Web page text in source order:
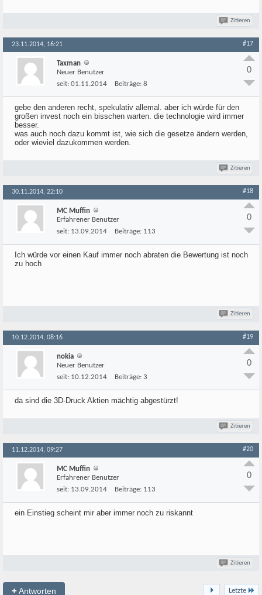
Zitieren
23.11.2014, 16:21 #17
Taxman
Neuer Benutzer
seit: 01.11.2014 Beiträge: 8
0
gebe den anderen recht, spekulativ allemal. aber ich würde für den
großen invest noch ein bisschen warten. die technologie wird immer
besser.
was auch noch dazu kommt ist, wie sich die gesetze ändern werden,
oder wieviel dazukommen werden.
Zitieren
30.11.2014, 22:10 #18
MC Muffin
Erfahrener Benutzer
seit: 13.09.2014 Beiträge: 113
0
Ich würde vor einen Kauf immer noch abraten die Bewertung ist noch
zu hoch
Zitieren
10.12.2014, 08:16 #19
nokia
Neuer Benutzer
seit: 10.12.2014 Beiträge: 3
0
da sind die 3D-Druck Aktien mächtig abgestürzt!
Zitieren
11.12.2014, 09:27 #20
MC Muffin
Erfahrener Benutzer
seit: 13.09.2014 Beiträge: 113
0
ein Einstieg scheint mir aber immer noch zu riskannt
Zitieren
+Antworten Letzte